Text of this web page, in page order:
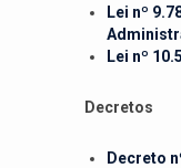
Lei nº
Lei nº
Decretos
Decreto